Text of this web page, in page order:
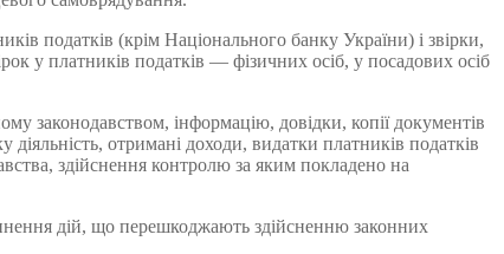
податків (крім Національного банку України) і звірки,
у платників податків — фізичних осіб, у посадових осіб
законодавством, інформацію, довідки, копії документів
отримані доходи, видатки платників податків
здійснення контролю за яким покладено на
дій, що перешкоджають здійсненню законних